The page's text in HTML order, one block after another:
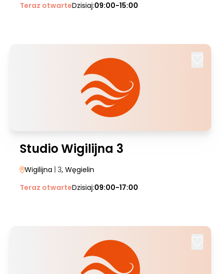
Teraz otwarteDzisiaj:09:00-15:00
Studio Wigilijna 3
Wigilijna | 3, Węgielin
Teraz otwarteDzisiaj:09:00-17:00